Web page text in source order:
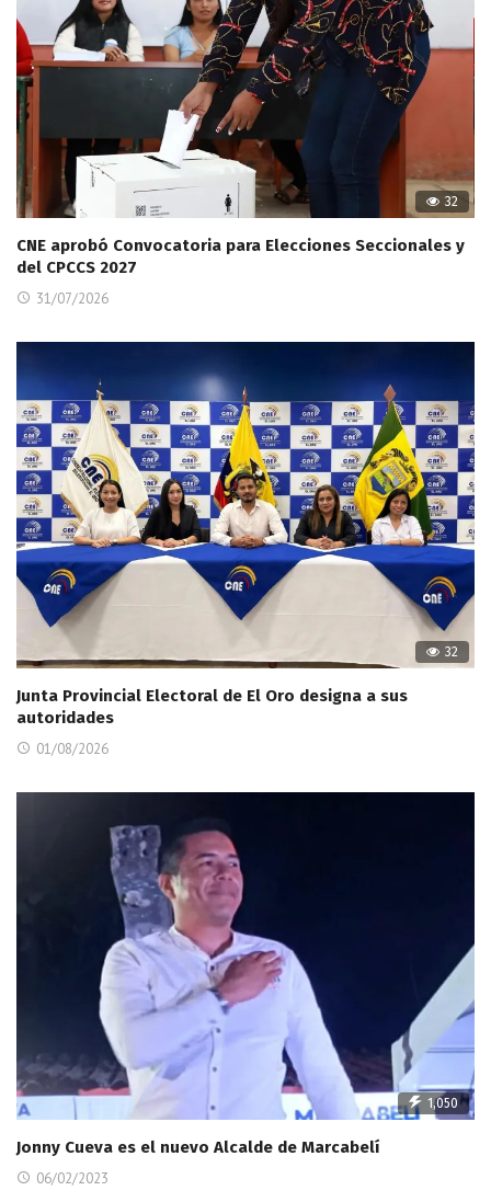
32
CNE aprobó Convocatoria para Elecciones Seccionales y
del CPCCS 2027
31/07/2026
32
Junta Provincial Electoral de El Oro designa a sus
autoridades
01/08/2026
1,050
Jonny Cueva es el nuevo Alcalde de Marcabelí
06/02/2023